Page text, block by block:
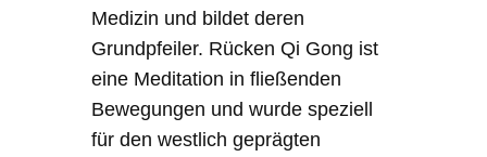
Medizin und bildet deren
Grundpfeiler. Rücken Qi Gong ist
eine Meditation in fließenden
Bewegungen und wurde speziell
für den westlich geprägten